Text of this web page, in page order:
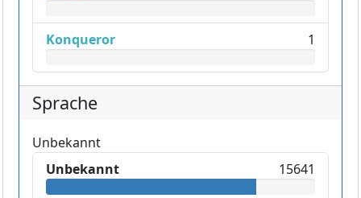
Konqueror 1
Sprache
Unbekannt
Unbekannt
15641